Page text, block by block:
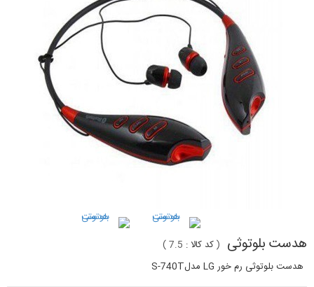
هدست بلوتوثی (کد کالا : 7.5
)
هدست بلوتوثی رم خور LG مدلS-740T